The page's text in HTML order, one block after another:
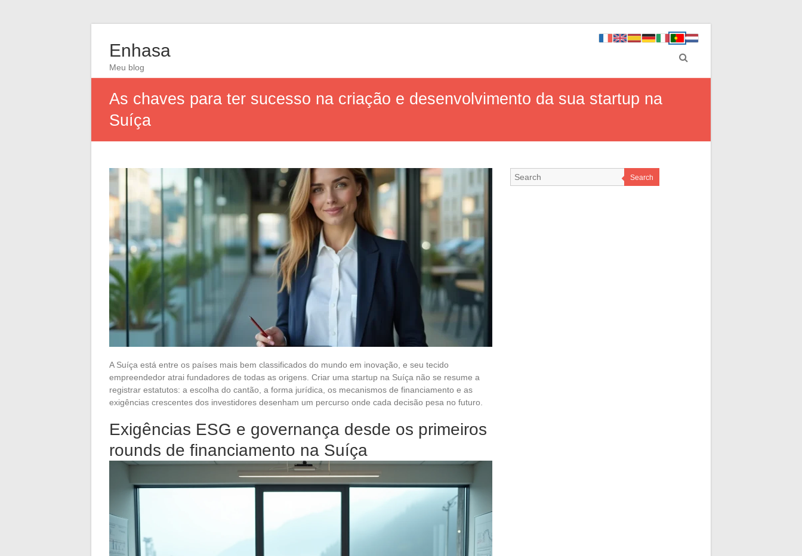
Enhasa
Meu blog
As chaves para ter sucesso na criação e desenvolvimento da sua startup na
Suíça
A Suíça está entre os países mais bem classificados do mundo em inovação, e seu tecido
empreendedor atrai fundadores de todas as origens. Criar uma startup na Suíça não se resume a
registrar estatutos: a escolha do cantão, a forma jurídica, os mecanismos de financiamento e as
exigências crescentes dos investidores desenham um percurso onde cada decisão pesa no futuro.
Exigências ESG e governança desde os primeiros
rounds de financiamento na Suíça
Search